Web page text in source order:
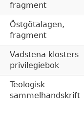
fragment
Östgötalagen,
fragment
Vadstena klosters
privilegiebok
Teologisk
sammelhandskrift